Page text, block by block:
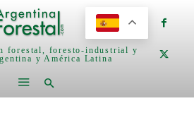
forestal, foresto-industrial y
y América Latina